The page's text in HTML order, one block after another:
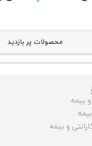
محصولات پر بازدید
و بیمه
و بیمه